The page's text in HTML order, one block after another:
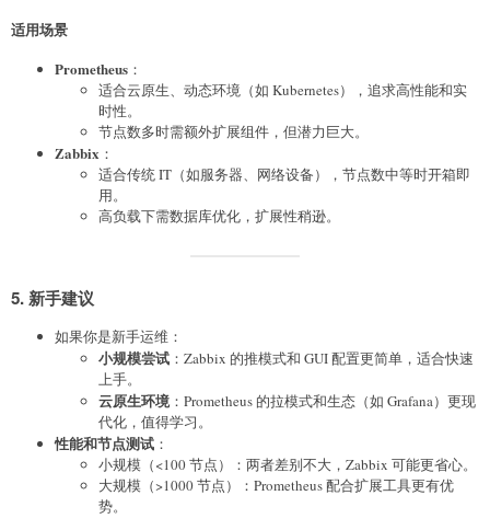
适用场景
Prometheus ：
适合云原生、动态环境（如 Kubernetes），追求高性能和实
时性。
节点数多时需额外扩展组件，但潜力巨大。
Zabbix ：
适合传统 IT（如服务器、网络设备），节点数中等时开箱即
用。
高负载下需数据库优化，扩展性稍逊。
5. 新手建议
如果你是新手运维：
小规模尝试 ：Zabbix 的推模式和 GUI 配置更简单，适合快速
上手。
云原生环境 ：Prometheus 的拉模式和生态（如 Grafana）更现
代化，值得学习。
性能和节点测试 ：
小规模（<100 节点）：两者差别不大，Zabbix 可能更省心。
大规模（>1000 节点）：Prometheus 配合扩展工具更有优
势。